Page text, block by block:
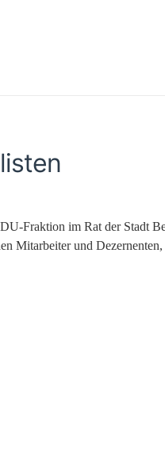
Fraktion im Rat der Stadt
Mitarbeiter und